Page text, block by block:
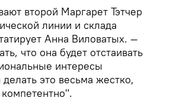
второй Маргарет Тэтчер
линии и склада
Анна Виловатых. —
что она будет отстаивать
интересы
это весьма жестко,